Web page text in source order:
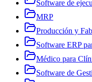
Software de
MRP
Producción y
Software ERP
Médico para
Software de